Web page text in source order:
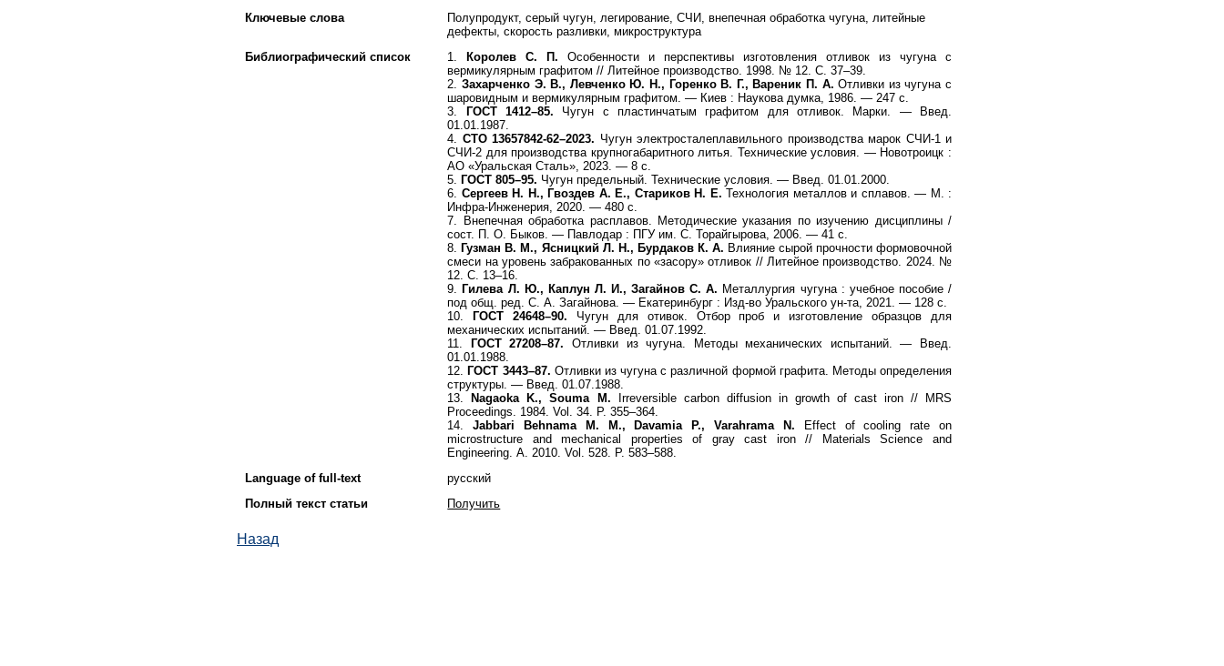
Ключевые слова
Полупродукт, серый чугун, легирование, СЧИ, внепечная обработка чугуна, литейные
дефекты, скорость разливки, микроструктура
Библиографический список
1.Королев С. П. Особенности и перспективы изготовления отливок из чугуна с
вермикулярным графитом // Литейное производство. 1998. № 12. С. 37–39.
2. Захарченко Э. В., Левченко Ю. Н., Горенко В. Г., Вареник П. А. Отливки из чугуна с
шаровидным и вермикулярным графитом. — Киев : Наукова думка, 1986. — 247 с.
3. ГОСТ 1412–85. Чугун с пластинчатым графитом для отливок. Марки. — Введ.
01.01.1987.
4. СТО 13657842-62–2023. Чугун электросталеплавильного производства марок СЧИ-1 и
СЧИ-2 для производства крупногабаритного литья. Технические условия. — Новотроицк :
АО «Уральская Сталь», 2023. — 8 с.
5. ГОСТ 805–95. Чугун предельный. Технические условия. — Введ. 01.01.2000.
6. Сергеев Н. Н., Гвоздев А. Е., Стариков Н. Е. Технология металлов и сплавов. — М. :
Инфра-Инженерия, 2020. — 480 с.
7. Внепечная обработка расплавов. Методические указания по изучению дисциплины /
сост. П. О. Быков. — Павлодар : ПГУ им. С. Торайгырова, 2006. — 41 с.
8. Гузман В. М., Ясницкий Л. Н., Бурдаков К. А. Влияние сырой прочности формовочной
смеси на уровень забракованных по «засору» отливок // Литейное производство. 2024. №
12. С. 13–16.
9.Гилева Л. Ю., Каплун Л. И., Загайнов С. А. Металлургия чугуна : учебное пособие /
под общ. ред. С. А. Загайнова. — Екатеринбург : Изд-во Уральского ун-та, 2021. — 128 с.
10.
ГОСТ 24648–90. Чугун для отивок. Отбор проб и изготовление образцов для
механических испытаний. — Введ. 01.07.1992.
11. ГОСТ 27208–87. Отливки из чугуна. Методы механических испытаний. — Введ.
01.01.1988.
12. ГОСТ 3443–87. Отливки из чугуна с различной формой графита. Методы определения
структуры. — Введ. 01.07.1988.
13.Nagaoka K., Souma M. Irreversible carbon diffusion in growth of cast iron // MRS
Proceedings. 1984. Vol. 34. P. 355–364.
14.
Jabbari Behnama M. M., Davamia P., Varahrama N. Effect of cooling rate on
microstructure and mechanical properties of gray cast iron // Materials Science and
Engineering. А. 2010. Vol. 528. P. 583–588.
Language of full-text
русский
Полный текст статьи
Получить
Назад